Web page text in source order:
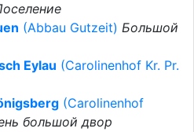
(Abbau Gutzeit) Большой
Eylau (Carolinenhof Kr. Pr.
(Carolinenhof
большой двор